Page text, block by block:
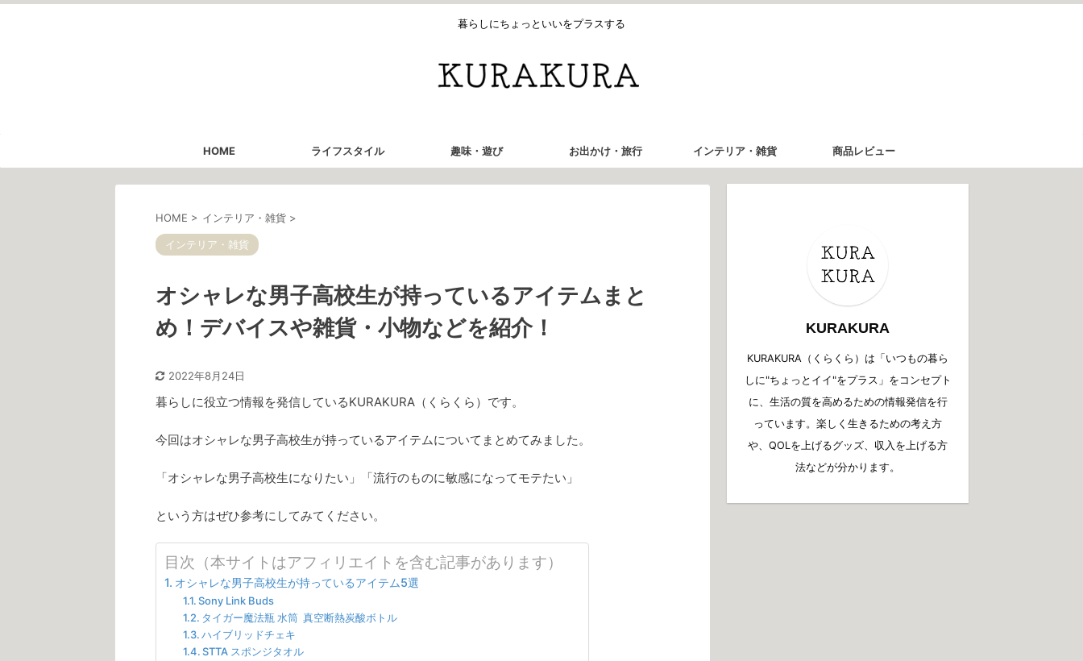
暮らしにちょっといいをプラスする
HOME ライフスタイル 趣味・遊び お出かけ・旅行 インテリア・雑貨 商品レビュー
HOME > インテリア・雑貨 >
インテリア・雑貨
オシャレな男子高校生が持っているアイテムまと
め！デバイスや雑貨・小物などを紹介！
2022年8月24日
暮らしに役立つ情報を発信しているKURAKURA（くらくら）です。
今回はオシャレな男子高校生が持っているアイテムについてまとめてみました。
「オシャレな男子高校生になりたい」「流行のものに敏感になってモテたい」
という方はぜひ参考にしてみてください。
目次（本サイトはアフィリエイトを含む記事があります）
オシャレな男子高校生が持っているアイテム5選
Sony Link Buds
タイガー魔法瓶 水筒 真空断熱炭酸ボトル
ハイブリッドチェキ
STTA スポンジタオル
KURAKURA
KURAKURA（くらくら）は「いつもの暮ら
しに"ちょっとイイ"をプラス」をコンセプト
に、生活の質を高めるための情報発信を行
っています。楽しく生きるための考え方
や、QOLを上げるグッズ、収入を上げる方
法などが分かります。